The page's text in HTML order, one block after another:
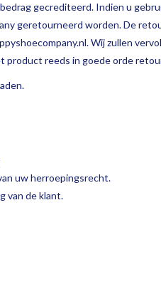
gecrediteerd. Indien u
geretourneerd worden. De
. Wij zullen
product reeds in goede orde
uw herroepingsrecht.
van de klant.